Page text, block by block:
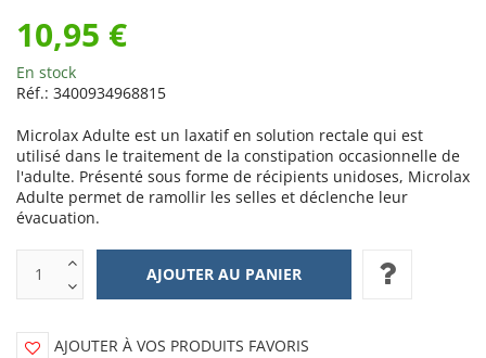
10,95 €
En stock
Réf.: 3400934968815
Microlax Adulte est un laxatif en solution rectale qui est
utilisé dans le traitement de la constipation occasionnelle de
l'adulte. Présenté sous forme de récipients unidoses, Microlax
Adulte permet de ramollir les selles et déclenche leur
évacuation.
AJOUTER À VOS PRODUITS FAVORIS